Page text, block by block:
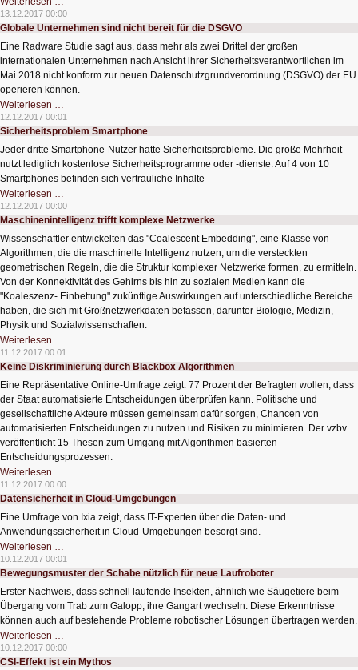
Reality
hilft
Geflüchteten
13.12.2017 00:00
Globale Unternehmen sind nicht bereit für die DSGVO
Eine Radware Studie sagt aus, dass mehr als zwei Drittel der großen
internationalen Unternehmen nach Ansicht ihrer Sicherheitsverantwortlichen im
Mai 2018 nicht konform zur neuen Datenschutzgrundverordnung (DSGVO) der EU
operieren können.
Weiterlesen …
Unternehmen
sind
nicht
für
die
12.12.2017 00:01
Sicherheitsproblem Smartphone
Jeder dritte Smartphone-Nutzer hatte Sicherheitsprobleme. Die große Mehrheit
nutzt lediglich kostenlose Sicherheitsprogramme oder -dienste. Auf 4 von 10
Smartphones befinden sich vertrauliche Inhalte
Weiterlesen …
Smartphone
12.12.2017 00:00
Maschinenintelligenz trifft komplexe Netzwerke
Wissenschaftler entwickelten das "Coalescent Embedding", eine Klasse von
Algorithmen, die die maschinelle Intelligenz nutzen, um die versteckten
geometrischen Regeln, die die Struktur komplexer Netzwerke formen, zu ermitteln.
Von der Konnektivität des Gehirns bis hin zu sozialen Medien kann die
"Koaleszenz- Einbettung" zukünftige Auswirkungen auf unterschiedliche Bereiche
haben, die sich mit Großnetzwerkdaten befassen, darunter Biologie, Medizin,
Physik und Sozialwissenschaften.
Weiterlesen …
trifft
komplexe
Netzwerke
11.12.2017 00:01
Keine Diskriminierung durch Blackbox Algorithmen
Eine Repräsentative Online-Umfrage zeigt: 77 Prozent der Befragten wollen, dass
der Staat automatisierte Entscheidungen überprüfen kann. Politische und
gesellschaftliche Akteure müssen gemeinsam dafür sorgen, Chancen von
automatisierten Entscheidungen zu nutzen und Risiken zu minimieren. Der vzbv
veröffentlicht 15 Thesen zum Umgang mit Algorithmen basierten
Entscheidungsprozessen.
Weiterlesen …
Diskriminierung
durch
Blackbox
11.12.2017 00:00
Datensicherheit in Cloud-Umgebungen
Eine Umfrage von Ixia zeigt, dass IT-Experten über die Daten- und
Anwendungssicherheit in Cloud-Umgebungen besorgt sind.
Weiterlesen …
in
Cloud-
Umgebungen
10.12.2017 00:01
Bewegungsmuster der Schabe nützlich für neue Laufroboter
Erster Nachweis, dass schnell laufende Insekten, ähnlich wie Säugetiere beim
Übergang vom Trab zum Galopp, ihre Gangart wechseln. Diese Erkenntnisse
können auch auf bestehende Probleme robotischer Lösungen übertragen werden.
Weiterlesen …
der
Schabe
nützlich
10.12.2017 00:00
CSI-Effekt ist ein Mythos